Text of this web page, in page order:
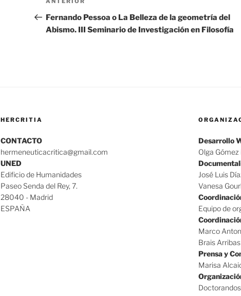
de
entradas
anterior:
Fernando Pessoa o La Belleza de la geometría del
Abismo. III Seminario de Investigación en Filosofía
HERCRITIA
CONTACTO
hermeneuticacritica@gmail.com
UNED
Edificio de Humanidades
Paseo Senda del Rey, 7.
28040 - Madrid
ESPAÑA
Desarrollo
Olga Gómez
José Luis
Vanesa
Equipo de
Marco
Brais Arribas
Prensa y
Marisa